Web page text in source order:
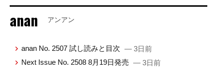
anan アンアン
anan No. 2507 試し読みと目次 — 3日前
Next Issue No. 2508 8月19日発売 — 3日前